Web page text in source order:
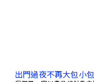
出門過夜不再大包小包